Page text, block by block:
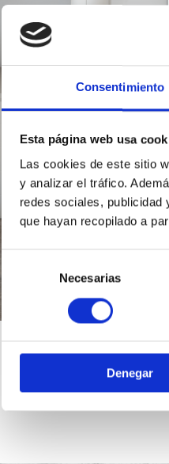
Consentimiento
Esta página web usa
Las cookies de este sitio
y analizar el tráfico.
redes sociales, publicidad
que hayan recopilado a
de
consentimiento
Necesarias
Denegar